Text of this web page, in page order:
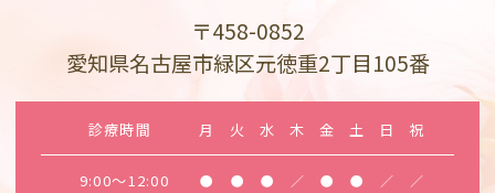
〒458-0852
愛知県名古屋市緑区元徳重2丁目105番
診療時間 月 火 水 木 金 土 日 祝
9:00～12:00 ● ● ● ／ ● ● ／ ／